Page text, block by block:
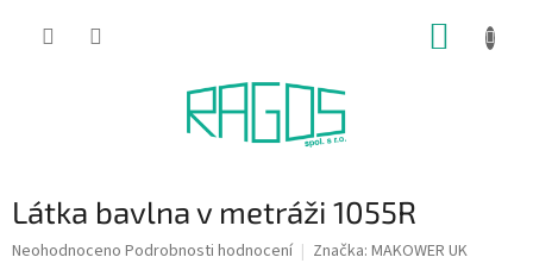
Látka bavlna v metráži 1055R
Průměrné
Neohodnoceno Podrobnosti hodnocení Značka: MAKOWER UK